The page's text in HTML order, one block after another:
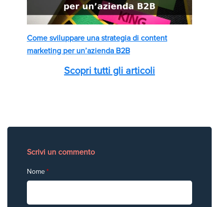
Come sviluppare una strategia di content
marketing per un’azienda B2B
Scopri tutti gli articoli
Scrivi un commento
Nome*